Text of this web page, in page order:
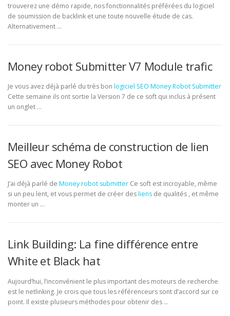
trouverez une démo rapide, nos fonctionnalités préférées du logiciel
de soumission de backlink et une toute nouvelle étude de cas.
Alternativement …
Money robot Submitter V7 Module trafic
Je vous avez déjà parlé du très bon logiciel SEO Money Robot Submitter
Cette semaine ils ont sortie la Version 7 de ce soft qui inclus à présent
un onglet …
Meilleur schéma de construction de lien
SEO avec Money Robot
J’ai déjà parlé de Money robot submitter Ce soft est incroyable, même
si un peu lent, et vous permet de créer desliens de qualités , et même
monter un …
Link Building: La fine différence entre
White et Black hat
Aujourd’hui, l’inconvénient le plus important des moteurs de recherche
est le netlinking. Je crois que tous les référenceurs sont d’accord sur ce
point. Il existe plusieurs méthodes pour obtenir des …